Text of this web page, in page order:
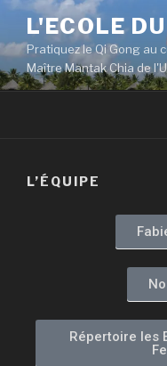
L'ECOLE
Pratiquez le Qi Gong au
Maître Mantak Chia de
L’ÉQUIPE
Répertoire les